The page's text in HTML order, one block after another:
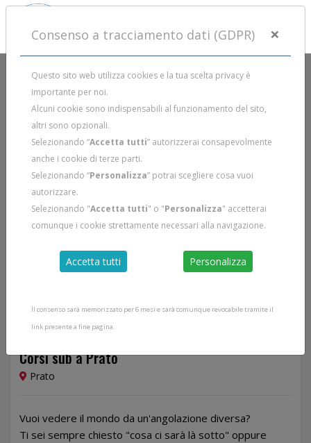
Corsi sub a Prato
Prato
Vuoi vedere il mondo da un'angolazione diversa?
Ti sei sempre chiesto "cosa ci sarà là sotto" oppure
Consenso a tracciamento dati (GDPR) ×
Questo sito web utilizza cookies e la tua scelta privacy è
importante per noi.
Alcuni cookie sono indispensabili al funzionamento del sito,
altri sono opzionali.
Selezionando “Accetta tutti” autorizzerai consapevolmente
anche i cookie di terze parti.
Selezionando “Personalizza” potrai scegliere cosa vuoi
autorizzare.
Selezionando "Accetta tutti" o "Personalizza" accetterai
comunque i cookie strettamente necessari alla navigazione.
Accetta tutti Personalizza
Il consenso sarà memorizzato per 6 mesi e sarà comunque revocabile tramite il
link presente a fine pagina.